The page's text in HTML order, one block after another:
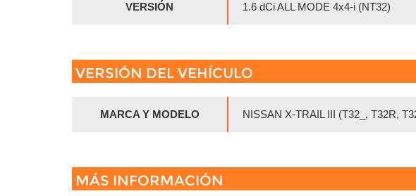
VERSIÓN 1.6 dCi ALL MODE 4x4-i (NT32)
VERSIÓN DEL VEHÍCULO
MARCA Y MODELO NISSAN X-TRAIL III (T32_, T32R,
MÁS INFORMACIÓN